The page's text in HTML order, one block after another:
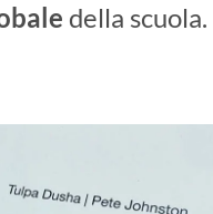
della scuola.